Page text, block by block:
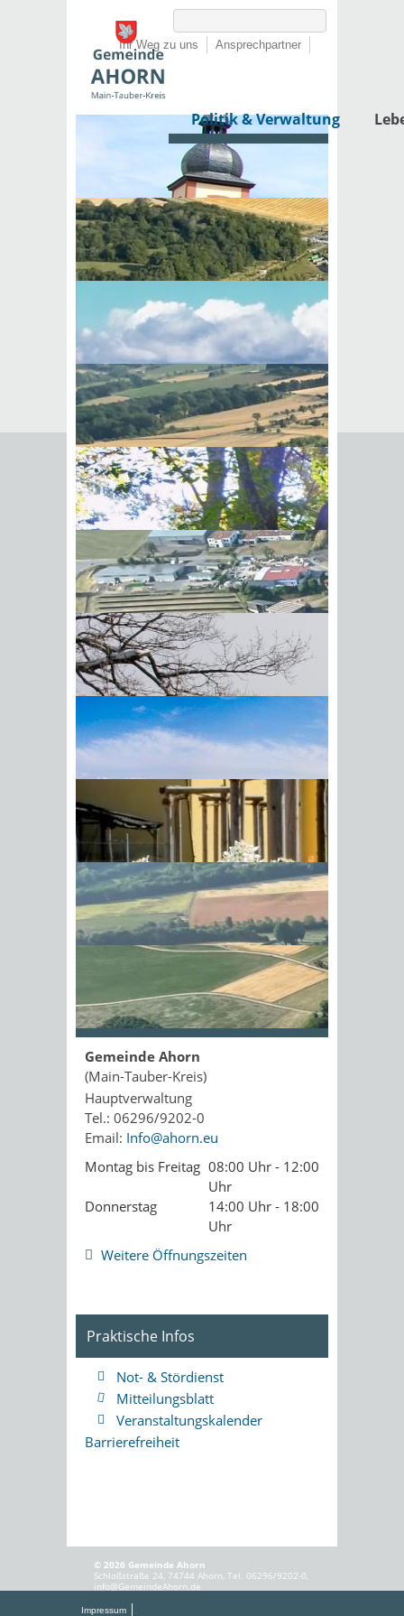
Ihr Weg zu uns Ansprechpartner
Politik & Verwaltung
BIick vom Galgenberg auf
Hohenstadt
Sonnenschein am Morgen im
Ahornwald
Startseite › Politik & Verwaltung› Rathaus›
Dienstleistungen von A-Z
Seite empfehlen
Empfehlung senden an*
Mit diesem Kommentar
Ihr Name
Ihre E-Mail-Adresse*
akzeptiere dieDatenschutz­
erklärung
Kopie an Absender
Seite drucken
PDF drucken
Öffnungszeiten
Gemeinde Ahorn
(Main-Tauber-Kreis)
Hauptverwaltung
Tel.: 06296/9202-0
Email: Info@ahorn.eu
Montag bis Freitag 08:00 Uhr - 12:00
Uhr
Donnerstag
14:00 Uhr - 18:00
Uhr
Weitere Öffnungszeiten
Praktische Infos
Not- & Stördienst
Mitteilungsblatt
Veranstaltungskalender
Barrierefreiheit
© 2026 Gemeinde Ahorn
Schloßstraße 24, 74744 Ahorn, Tel. 06296/9202-0,
info@GemeindeAhorn.de
Impressum